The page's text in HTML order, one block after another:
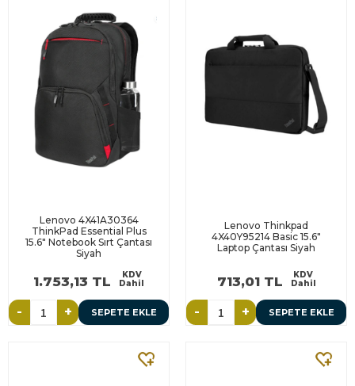
Lenovo 4X41A30364
ThinkPad Essential Plus
15.6" Notebook Sırt Çantası
Siyah
1.753,13 TL
KDV
Dahil
- + SEPETE EKLE
Lenovo Thinkpad
4X40Y95214 Basic 15.6"
Laptop Çantası Siyah
713,01 TL
KDV
Dahil
- + SEPETE EKLE